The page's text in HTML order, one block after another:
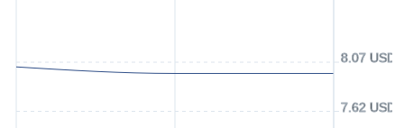
7.62 USD
8.07 USD